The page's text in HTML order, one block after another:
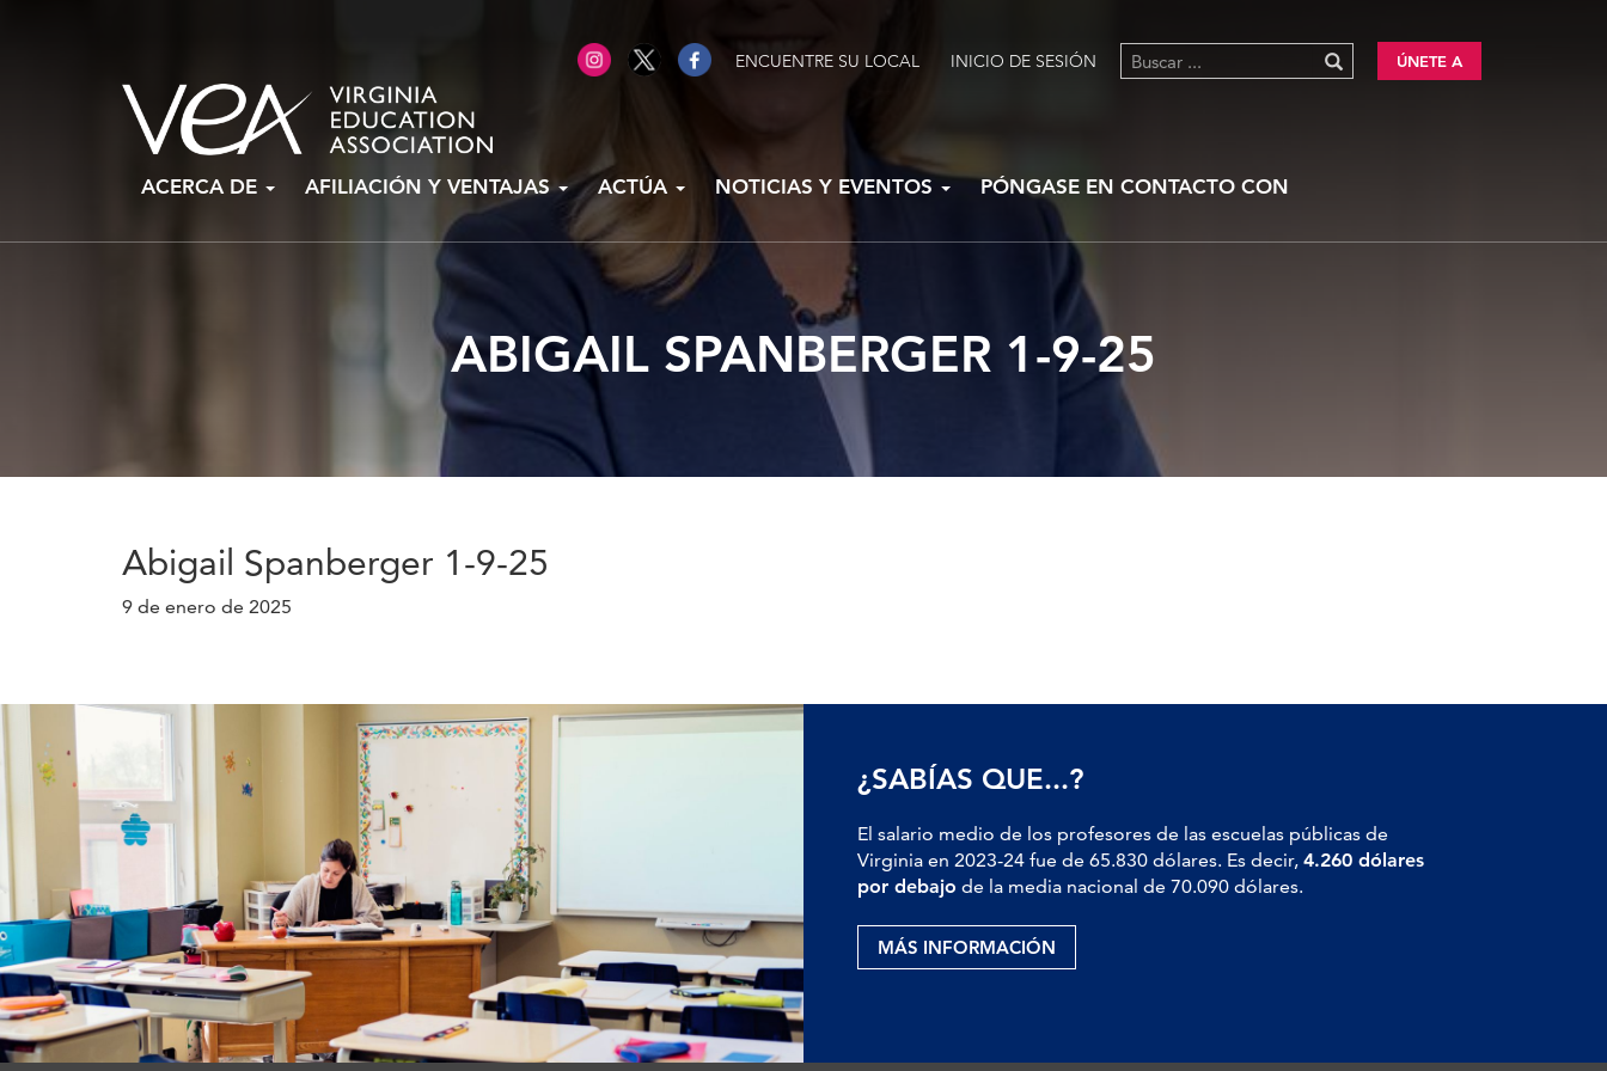
ENCUENTRE SU LOCAL INICIO DE SESIÓN ÚNETE A
ACERCA DE AFILIACIÓN Y VENTAJAS ACTÚA NOTICIAS Y EVENTOS PÓNGASE EN CONTACTO CON
ABIGAIL SPANBERGER 1-9-25
Abigail Spanberger 1-9-25
9 de enero de 2025
¿SABÍAS QUE...?
El salario medio de los profesores de las escuelas públicas de
Virginia en 2023-24 fue de 65.830 dólares. Es decir, 4.260 dólares
por debajo de la media nacional de 70.090 dólares.
MÁS INFORMACIÓN